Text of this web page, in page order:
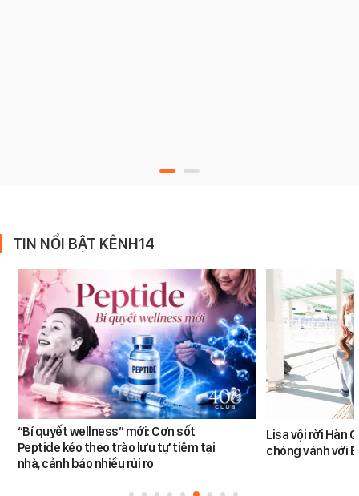
TIN NỔI BẬT KÊNH14
“Bí quyết wellness” mới: Cơn sốt
Peptide kéo theo trào lưu tự tiêm tại
nhà, cảnh báo nhiều rủi ro
Lisa vội rời Hàn
chóng vánh với